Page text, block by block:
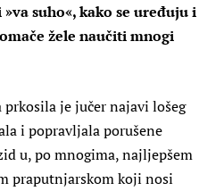
suho«, kako se uređuju i
žele naučiti mnogi
prkosila je jučer najavi lošeg
i popravljala porušene
u, po mnogima, najljepšem
praputnjarskom koji nosi